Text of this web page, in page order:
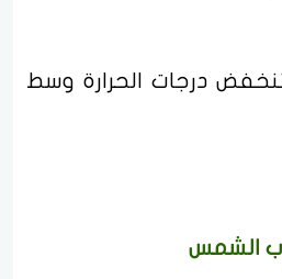
درجات الحرارة وسط
الشمس